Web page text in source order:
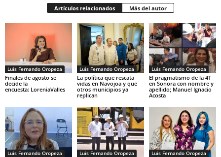
Artículos relacionados Más del autor
Luis Fernando Oropeza
Finales de agosto se
decide la
encuesta: LoreniaValles
Luis Fernando Oropeza
La política que rescata
vidas en Navojoa y que
otros municipios ya
replican
Luis Fernando Oropeza
El pragmatismo de la 4T
en Sonora con nombre y
apellido; Manuel Ignacio
Acosta
Luis Fernando Oropeza Luis Fernando Oropeza Luis Fernando Oropeza